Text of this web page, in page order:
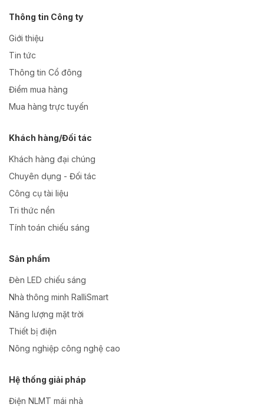
Thông tin Công ty
Giới thiệu
Tin tức
Thông tin Cổ đông
Điểm mua hàng
Mua hàng trực tuyến
Khách hàng/Đối tác
Khách hàng đại chúng
Chuyên dụng - Đối tác
Công cụ tài liệu
Tri thức nền
Tính toán chiếu sáng
Sản phẩm
Đèn LED chiếu sáng
Nhà thông minh RalliSmart
Năng lượng mặt trời
Thiết bị điện
Nông nghiệp công nghệ cao
Hệ thống giải pháp
Điện NLMT mái nhà